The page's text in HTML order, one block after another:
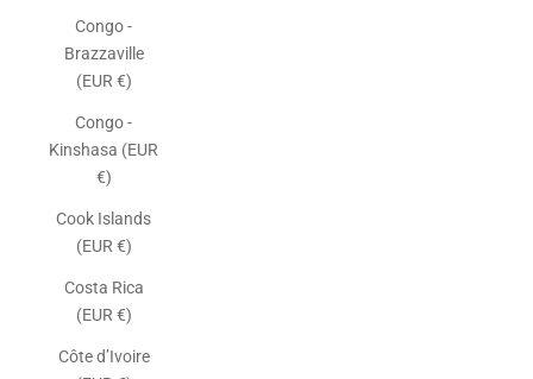
Congo -
Brazzaville
(EUR €)
Congo -
Kinshasa (EUR
€)
Cook Islands
(EUR €)
Costa Rica
(EUR €)
Côte d’Ivoire